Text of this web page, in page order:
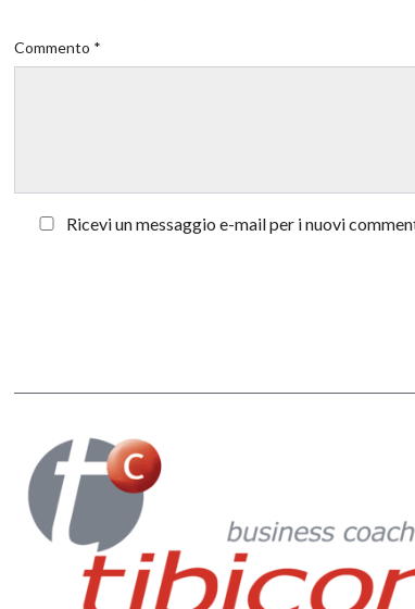
Commento *
Ricevi un messaggio e-mail per i nuovi